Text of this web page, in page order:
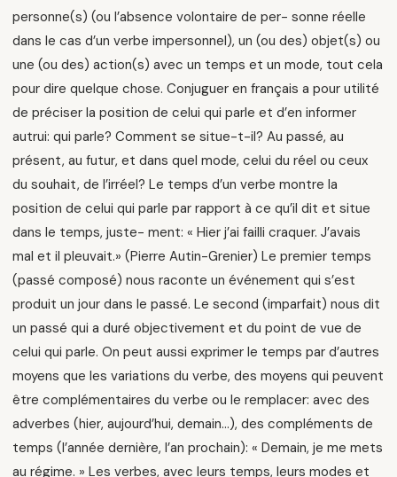
personne(s) (ou l’absence volontaire de per- sonne réelle
dans le cas d’un verbe impersonnel), un (ou des) objet(s) ou
une (ou des) action(s) avec un temps et un mode, tout cela
pour dire quelque chose. Conjuguer en français a pour utilité
de préciser la position de celui qui parle et d’en informer
autrui: qui parle? Comment se situe-t-il? Au passé, au
présent, au futur, et dans quel mode, celui du réel ou ceux
du souhait, de l’irréel? Le temps d’un verbe montre la
position de celui qui parle par rapport à ce qu’il dit et situe
dans le temps, juste- ment: « Hier j’ai failli craquer. J’avais
mal et il pleuvait.» (Pierre Autin-Grenier) Le premier temps
(passé composé) nous raconte un événement qui s’est
produit un jour dans le passé. Le second (imparfait) nous dit
un passé qui a duré objectivement et du point de vue de
celui qui parle. On peut aussi exprimer le temps par d’autres
moyens que les variations du verbe, des moyens qui peuvent
être complémentaires du verbe ou le remplacer: avec des
adverbes (hier, aujourd’hui, demain…), des compléments de
temps (l’année dernière, l’an prochain): « Demain, je me mets
au régime. » Les verbes, avec leurs temps, leurs modes et